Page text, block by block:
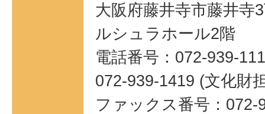
大阪府藤井寺市藤井寺
ルシュラホール2階
電話番号：072-939-
072-939-1419 (文化財
ファックス番号：072-